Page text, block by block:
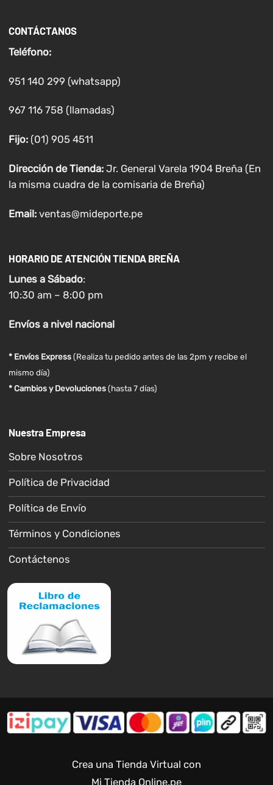
CONTÁCTANOS
Teléfono:
951 140 299 (whatsapp)
967 116 758 (llamadas)
Fijo:(01) 905 4511
Dirección de Tienda: Jr. General Varela 1904 Breña (En
la misma cuadra de la comisaria de Breña)
Email: ventas@mideporte.pe
HORARIO DE ATENCIÓN TIENDA BREÑA
Lunes a Sábado:
10:30 am – 8:00 pm
Envíosa nivel nacional
* Envíos Express(Realiza tu pedido antes de las 2pm y recibe el
mismo día)
* Cambios y Devoluciones (hasta 7 días)
Nuestra Empresa
Sobre Nosotros
Política de Privacidad
Política de Envío
Términos y Condiciones
Contáctenos
Crea una Tienda Virtual con
Mi Tienda Online.pe